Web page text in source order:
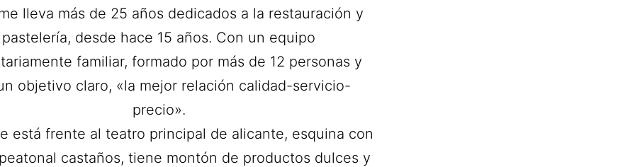
lleva más de 25 años dedicados a la restauración y
pastelería, desde hace 15 años. Con un equipo
familiar, formado por más de 12 personas y
objetivo claro, «la mejor relación calidad-servicio-
precio».
está frente al teatro principal de alicante, esquina con
castaños, tiene montón de productos dulces y